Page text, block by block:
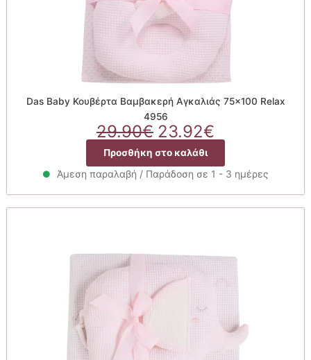
Das Baby Κουβέρτα Βαμβακερή Αγκαλιάς 75×100 Relax
4956
29.90€ Original
price
was:
29.90€.
23.92€
τρέχουσα
τιμή
είναι:
23.92€.
Προσθήκη στο καλάθι
Άμεση παραλαβή / Παράδοση σε 1 - 3 ημέρες